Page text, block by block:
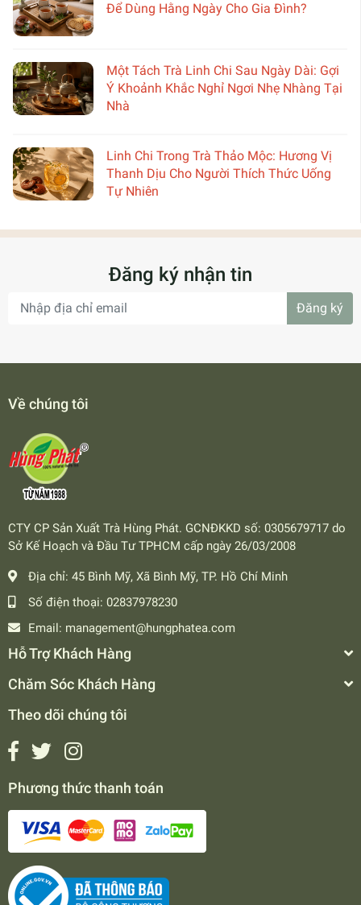
Để Dùng Hằng Ngày Cho Gia Đình?
Một Tách Trà Linh Chi Sau Ngày Dài: Gợi
Ý Khoảnh Khắc Nghỉ Ngơi Nhẹ Nhàng Tại
Nhà
Linh Chi Trong Trà Thảo Mộc: Hương Vị
Thanh Dịu Cho Người Thích Thức Uống
Tự Nhiên
Đăng ký nhận tin
Đăng ký
Về chúng tôi
CTY CP Sản Xuất Trà Hùng Phát. GCNĐKKD số: 0305679717 do
Sở Kế Hoạch và Đầu Tư TPHCM cấp ngày 26/03/2008
Địa chỉ: 45 Bình Mỹ, Xã Bình Mỹ, TP. Hồ Chí Minh
Số điện thoại: 02837978230
Email: management@hungphatea.com
Hỗ Trợ Khách Hàng
Chăm Sóc Khách Hàng
Theo dõi chúng tôi
Phương thức thanh toán